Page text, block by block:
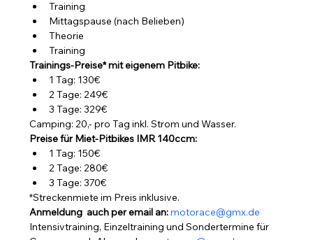
Training
Mittagspause (nach Belieben)
Theorie
Training
Trainings-Preise* mit eigenem Pitbike:
1 Tag: 130€
2 Tage: 249€
3 Tage: 329€
Camping: 20,- pro Tag inkl. Strom und Wasser.
Preise für Miet-Pitbikes IMR 140ccm:
1 Tag: 150€
2 Tage: 280€
3 Tage: 370€
*Streckenmiete im Preis inklusive.
Anmeldung  auch per email an: motorace@gmx.de
Intensivtraining, Einzeltraining und Sondertermine für